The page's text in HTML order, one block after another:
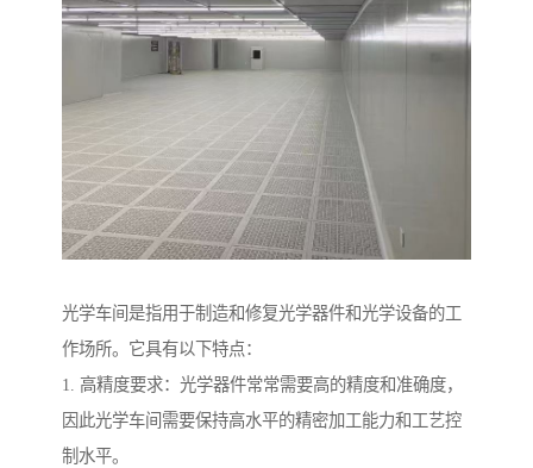
光学车间是指用于制造和修复光学器件和光学设备的工
作场所。它具有以下特点：
1. 高精度要求：光学器件常常需要高的精度和准确度，
因此光学车间需要保持高水平的精密加工能力和工艺控
制水平。